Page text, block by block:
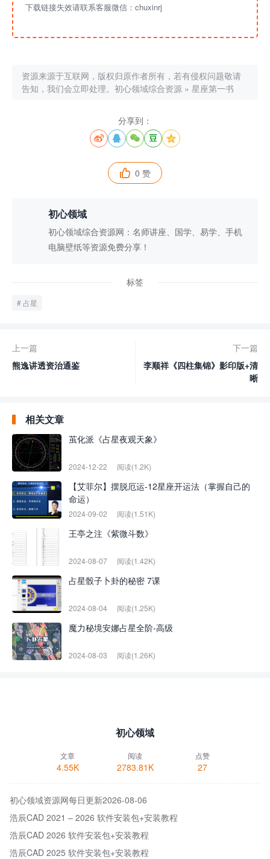
下载链接失效请联系客服微信：chuxinrj
资源来源于互联网，版权归原作者所有，若有侵权问题敬请
告知，我们会立即处理。 初心领域综合资源 » 星座第一书
分享到：
    
 0 赞
初心领域
初心领域综合资源网：名师讲座、国学、易学、手机
电脑壁纸等资源免费分享！
标签
占星
上一篇
熊逸讲透资治通鉴
下一篇
李顺祥《四柱集锦》影印版+清
晰
相关文章
茧化派《占星夜观天象》
2024-12-22 阅读(1.2K)
【艾菲尔】摆脱厄运-12星座开运法（掌握自己的
命运）
2024-09-02 阅读(1.51K)
王亭之注《紫微斗数》
2024-08-07 阅读(1.42K)
占星骰子卜卦的秘密 7课
2024-08-04 阅读(1.25K)
魔力秘境安娜占星全阶-高级
2024-08-03 阅读(1.26K)
初心领域
文章
4.55K
阅读
2783.81K
点赞
27
初心领域资源网每日更新2026-08-06
浩辰CAD 2021 – 2026 软件安装包+安装教程
浩辰CAD 2026 软件安装包+安装教程
浩辰CAD 2025 软件安装包+安装教程